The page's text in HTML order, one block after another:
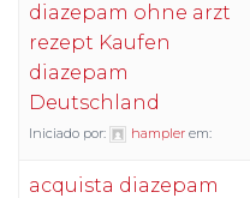
diazepam ohne arzt
rezept Kaufen
diazepam
Deutschland
Iniciado por: hampler em:
acquista diazepam